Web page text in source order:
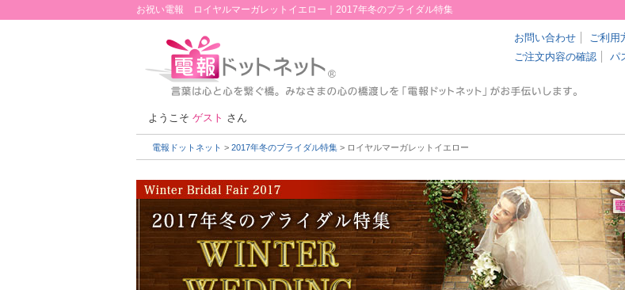
お祝い電報 ロイヤルマーガレットイエロー｜2017年冬のブライダル特集
お問い合わせ ご利用
ご注文内容の確認
パ
ようこそ ゲスト さん
電報ドットネット > 2017年冬のブライダル特集 > ロイヤルマーガレットイエロー